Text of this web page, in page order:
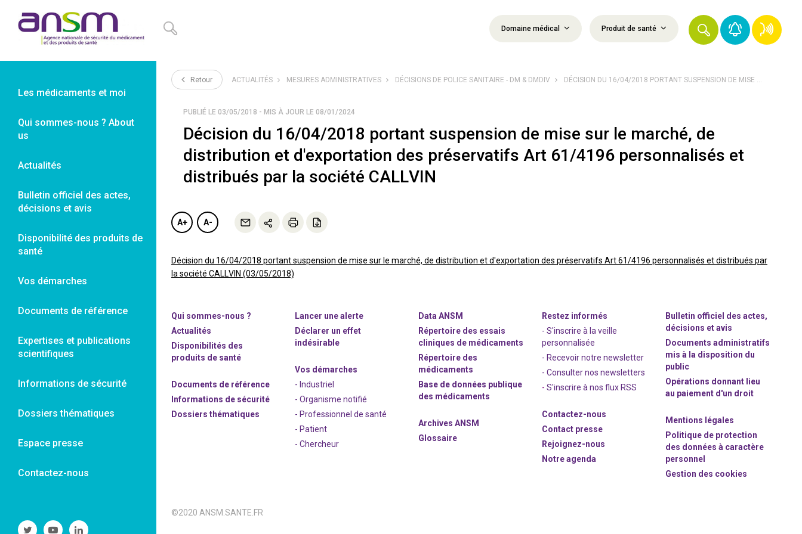
Domaine médical Produit de santé
Les médicaments et moi
Qui sommes-nous ? About
us
Actualités
Bulletin officiel des actes,
décisions et avis
Disponibilité des produits de
santé
Vos démarches
Documents de référence
Expertises et publications
scientifiques
Informations de sécurité
Dossiers thématiques
Espace presse
Contactez-nous
SuivreSuivreSuivre
Retour ACTUALITÉS MESURES ADMINISTRATIVES DÉCISIONS DE POLICE SANITAIRE - DM & DMDIV DÉCISION DU 16/04/2018 PORTANT SUSPENSION DE MISE ...
PUBLIÉ LE 03/05/2018 - MIS À JOUR LE 08/01/2024
Décision du 16/04/2018 portant suspension de mise sur le marché, de
distribution et d'exportation des préservatifs Art 61/4196 personnalisés et
distribués par la société CALLVIN
A+ A-
Décision du 16/04/2018 portant suspension de mise sur le marché, de distribution et d'exportation des préservatifs Art 61/4196 personnalisés et distribués par
la société CALLVIN (03/05/2018)
Qui sommes-nous ?
Actualités
Disponibilités des
produits de santé
Documents de référence
Informations de sécurité
Dossiers thématiques
Lancer une alerte
Déclarer un effet
indésirable
Vos démarches
- Industriel
- Organisme notifié
- Professionnel de santé
- Patient
- Chercheur
Data ANSM
Répertoire des essais
cliniques de médicaments
Répertoire des
médicaments
Base de données publique
des médicaments
Archives ANSM
Glossaire
Restez informés
- S'inscrire à la veille
personnalisée
- Recevoir notre newsletter
- Consulter nos newsletters
-S'inscrire à nos flux RSS
Contactez-nous
Contact presse
Rejoignez-nous
Notre agenda
Bulletin officiel des actes,
décisions et avis
Documents administratifs
mis à la disposition du
public
Opérations donnant lieu
au paiement d'un droit
Mentions légales
Politique de protection
des données à caractère
personnel
Gestion des cookies
©2020 ANSM.SANTE.FR